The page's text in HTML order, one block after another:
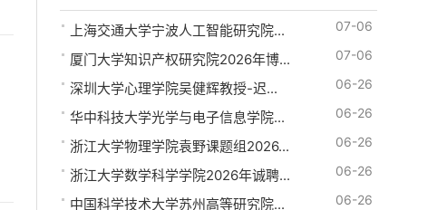
07-06
上海交通大学宁波人工智能研究院...
07-06
厦门大学知识产权研究院2026年博...
06-26
深圳大学心理学院吴健辉教授-迟...
06-26
华中科技大学光学与电子信息学院...
06-26
浙江大学物理学院袁野课题组2026...
06-26
浙江大学数学科学学院2026年诚聘...
06-26
中国科学技术大学苏州高等研究院...